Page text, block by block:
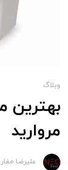
وبلاگ
بهترین
مروارید
علیرضا